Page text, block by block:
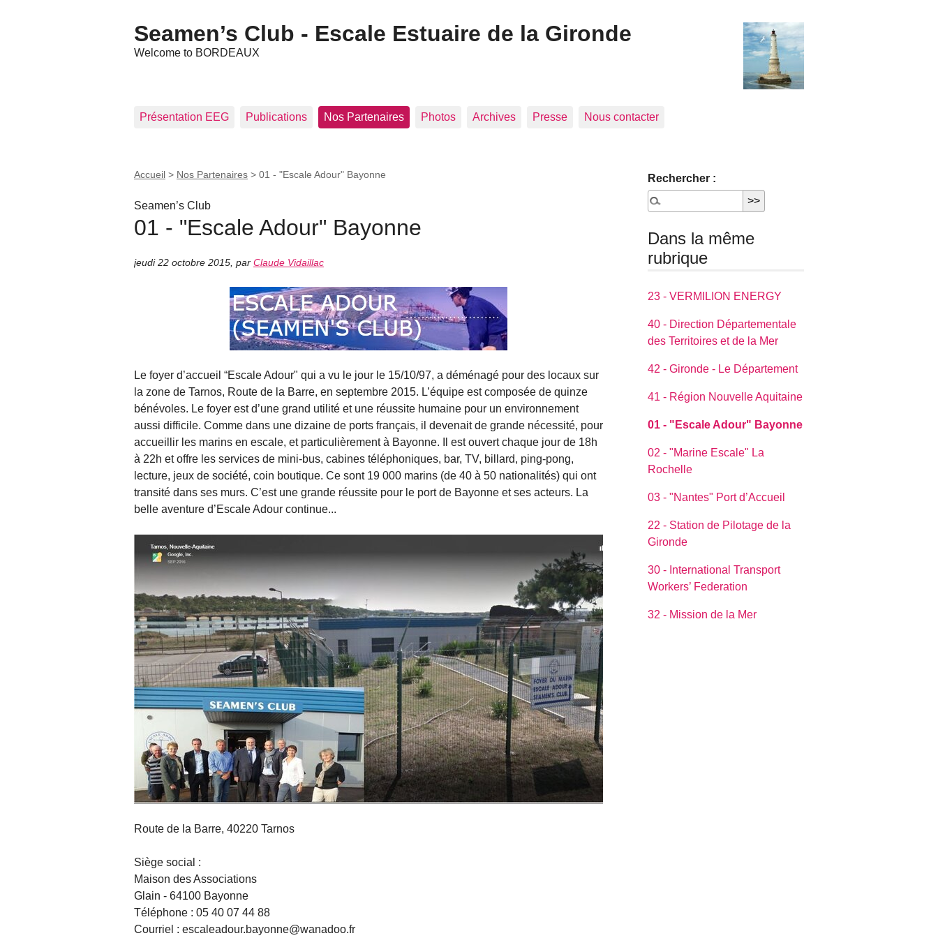
Seamen’s Club - Escale Estuaire de la Gironde
Welcome to BORDEAUX
Présentation EEG Publications Nos Partenaires Photos Archives Presse Nous contacter
Accueil > Nos Partenaires > 01 - "Escale Adour" Bayonne
Seamen’s Club
01 - "Escale Adour" Bayonne
jeudi 22 octobre 2015 par Claude Vidaillac
Le foyer d’accueil “Escale Adour" qui a vu le jour le 15/10/97, a déménagé pour des locaux sur
la zone de Tarnos, Route de la Barre, en septembre 2015. L’équipe est composée de quinze
bénévoles. Le foyer est d’une grand utilité et une réussite humaine pour un environnement
aussi difficile. Comme dans une dizaine de ports français, il devenait de grande nécessité, pour
accueillir les marins en escale, et particulièrement à Bayonne. Il est ouvert chaque jour de 18h
à 22h et offre les services de mini-bus, cabines téléphoniques, bar, TV, billard, ping-pong,
lecture, jeux de société, coin boutique. Ce sont 19 000 marins (de 40 à 50 nationalités) qui ont
transité dans ses murs. C’est une grande réussite pour le port de Bayonne et ses acteurs. La
belle aventure d’Escale Adour continue...
Route de la Barre, 40220 Tarnos
Siège social :
Maison des Associations
Glain - 64100 Bayonne
Téléphone : 05 40 07 44 88
Courriel : escaleadour.bayonne@wanadoo.fr
Rechercher :
Dans la même
rubrique
23 - VERMILION ENERGY
40 - Direction Départementale
des Territoires et de la Mer
42 - Gironde - Le Département
41 - Région Nouvelle Aquitaine
01 - "Escale Adour" Bayonne
02 - "Marine Escale" La
Rochelle
03 - "Nantes" Port d’Accueil
22 - Station de Pilotage de la
Gironde
30 - International Transport
Workers’ Federation
32 - Mission de la Mer